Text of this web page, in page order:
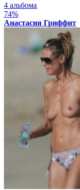
4 альбома
74%
Анастасия Гриффит